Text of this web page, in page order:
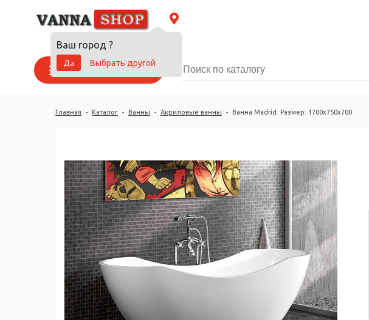
Ваш город ?
Да
Выбрать другой
Каталог товаров
Главная - Каталог - Ванны - Акриловые ванны - Ванна Madrid. Размер: 1700x750x700